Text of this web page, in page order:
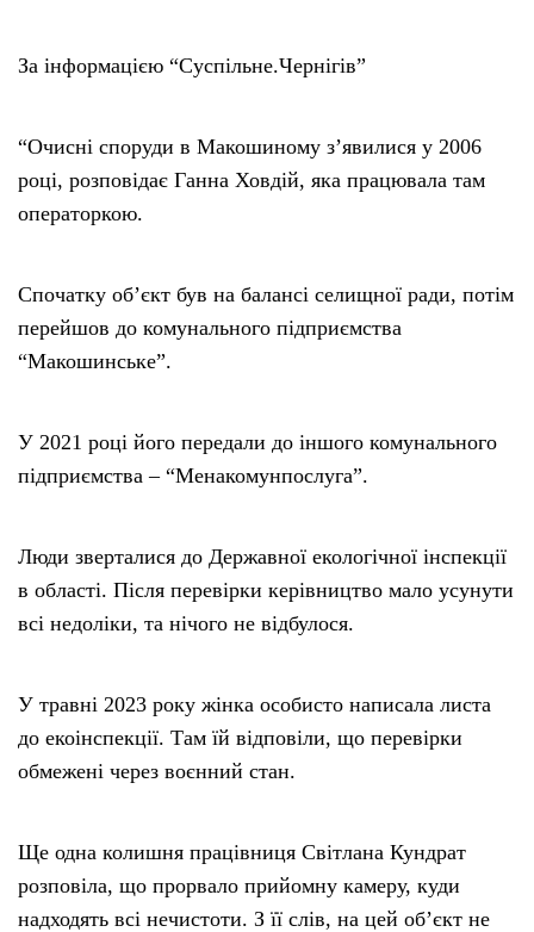
За інформацією “Суспільне.Чернігів”
“Очисні споруди в Макошиному з’явилися у 2006
році, розповідає Ганна Ховдій, яка працювала там
операторкою.
Спочатку об’єкт був на балансі селищної ради, потім
перейшов до комунального підприємства
“Макошинське”.
У 2021 році його передали до іншого комунального
підприємства – “Менакомунпослуга”.
Люди зверталися до Державної екологічної інспекції
в області. Після перевірки керівництво мало усунути
всі недоліки, та нічого не відбулося.
У травні 2023 року жінка особисто написала листа
до екоінспекції. Там їй відповіли, що перевірки
обмежені через воєнний стан.
Ще одна колишня працівниця Світлана Кундрат
розповіла, що прорвало прийомну камеру, куди
надходять всі нечистоти. З її слів, на цей об’єкт не